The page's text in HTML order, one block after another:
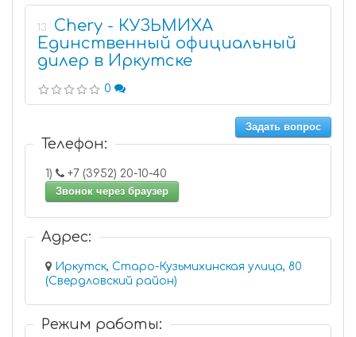
13
Chery - КУЗЬМИХА
Единственный официальный
дилер в Иркутске
0
Задать вопрос
Телефон:
1)
+7 (3952) 20-10-40
Звонок через браузер
Адрес:
Иркутск, Старо-Кузьмихинская улица, 80
(Свердловский район)
Режим работы: